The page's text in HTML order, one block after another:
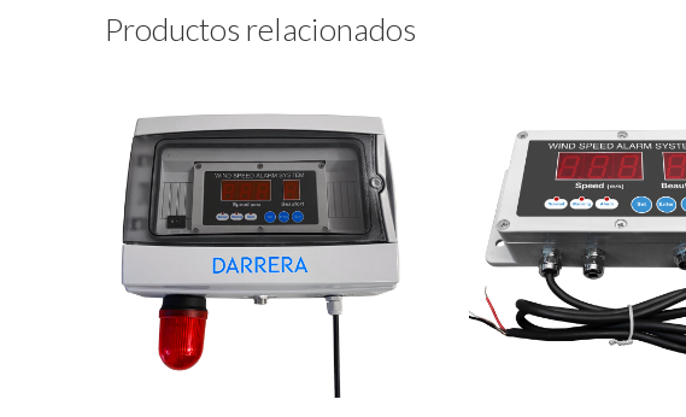
Productos relacionados